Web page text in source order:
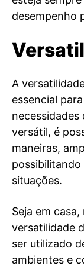
desempenho
A
essencial
versátil, é
maneiras,
situações.
Seja em
versatilidade
ser utilizado
ambientes e